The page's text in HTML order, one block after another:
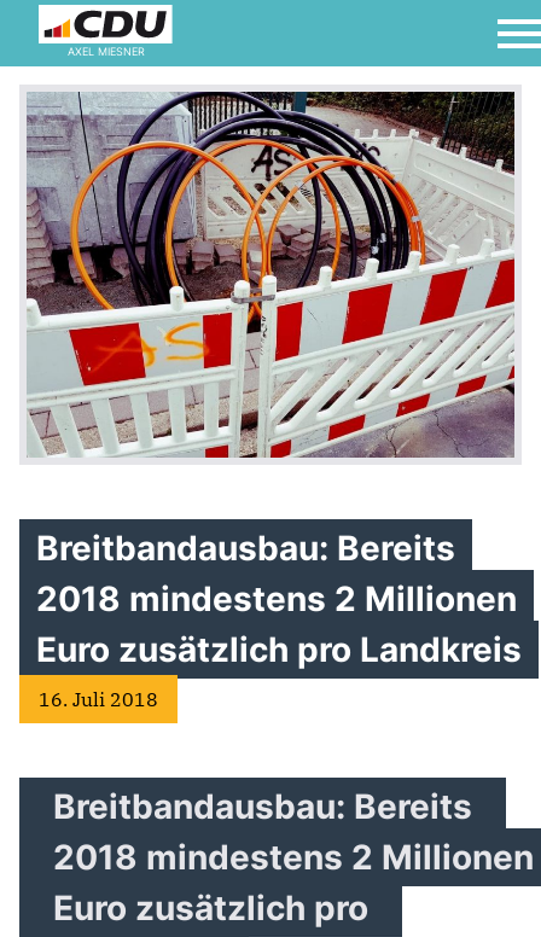
AXEL MIESNER
Breitbandausbau: Bereits
2018 mindestens 2 Millionen
Euro zusätzlich pro Landkreis
16. Juli 2018
Breitbandausbau: Bereits
2018 mindestens 2 Millionen
Euro zusätzlich pro